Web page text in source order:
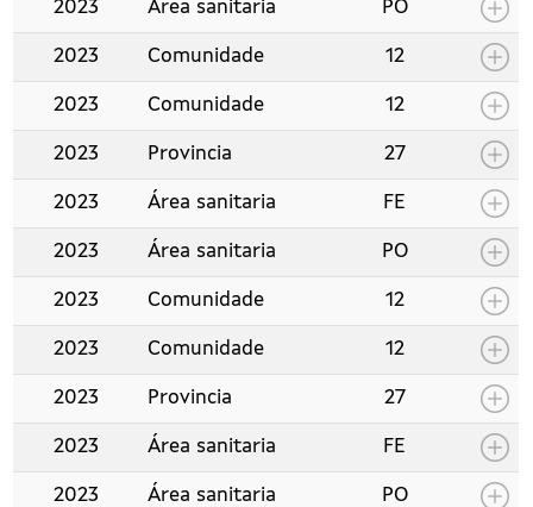
2023 Área sanitaria PO
2023 Comunidade 12
2023 Comunidade 12
2023 Provincia 27
2023 Área sanitaria FE
2023 Área sanitaria PO
2023 Comunidade 12
2023 Comunidade 12
2023 Provincia 27
2023 Área sanitaria FE
2023 Área sanitaria PO